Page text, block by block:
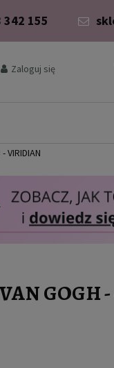
342 155
Zaloguj się
VIRIDIAN
GOGH -